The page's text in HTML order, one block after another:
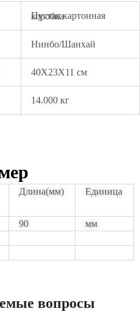
Пустая картонная коробка
Нинбо/Шанхай
40X23X11 см
14.000 кг
Длина(мм) Единица
90 мм
вопросы